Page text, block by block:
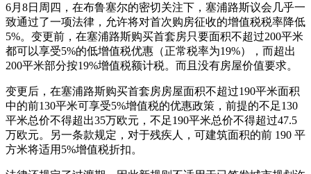
6月8日周四，在布鲁塞尔的密切关注下，塞浦路斯议会几乎一
致通过了一项法律，允许将对首次购房征收的增值税税率降低
5%。变更前，在塞浦路斯购买首套房只要面积不超过200平米
都可以享受5%的低增值税优惠（正常税率为19%），而超出
200平米部分按19%增值税额计税。而且没有房屋价值要求。
变更后，在塞浦路斯购买首套房房屋面积不超过190平米面积
中的前130平米可享受5%增值税的优惠政策，前提的不足130
平米总价不得超出35万欧元，不足190平米总价不得超过47.5
万欧元。另一条款规定，对于残疾人，可建筑面积的前 190 平
方米将适用5%增值税折扣。